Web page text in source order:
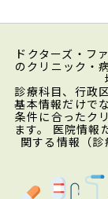
ドクターズ・フ
のクリニック・
診療科目、行政
基本情報だけで
条件に合ったク
ます。 医院情報
関する情報（診